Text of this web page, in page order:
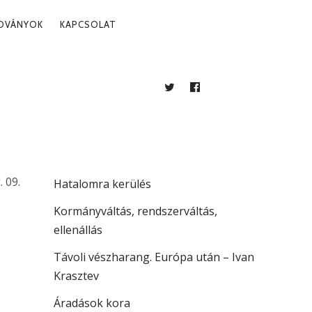
KAPCSOLAT
TWITTERFACEBOOK
09.
Hatalomra kerülés
Kormányváltás, rendszerváltás,
ellenállás
Távoli vészharang. Európa után – Ivan
Krasztev
Áradások kora